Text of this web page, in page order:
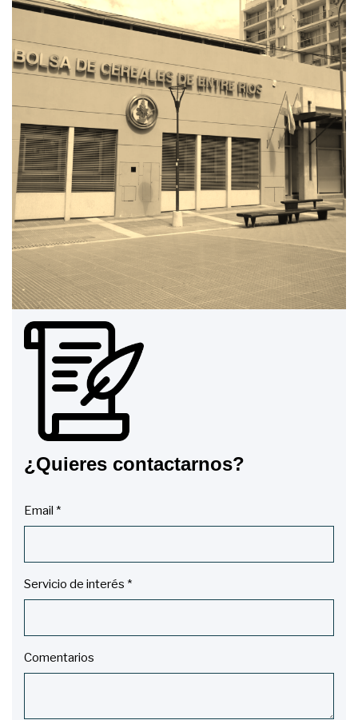
¿Quieres contactarnos?
Email *
Servicio de interés *
Comentarios